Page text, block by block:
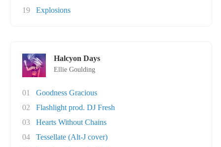
19
Explosions
Halcyon Days
Ellie Goulding
01
Goodness Gracious
02
Flashlight prod. DJ Fresh
03
Hearts Without Chains
04
Tessellate (Alt-J cover)